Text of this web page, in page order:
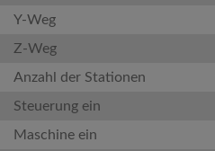
Y-Weg
Z-Weg
Anzahl der Stationen
Steuerung ein
Maschine ein